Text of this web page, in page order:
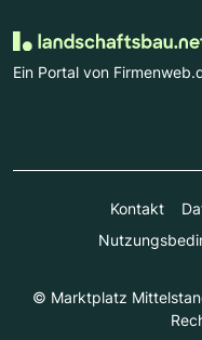
Ein Portal von
Kontakt
© Marktplatz